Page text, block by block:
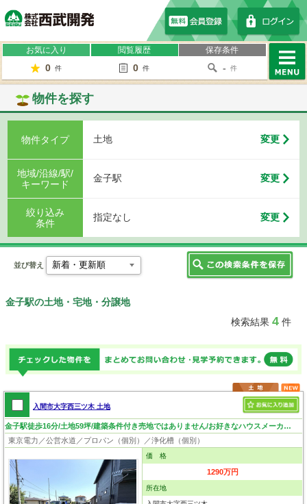
お気に入り
0 件
閲覧履歴
0 件
保存条件
- 件
物件を探す
物件タイプ 土地 変更
地域/沿線/駅/
キーワード
金子駅 変更
絞り込み
条件
指定なし 変更
並び替え
金子駅の土地・宅地・分譲地
検索結果 4件
入間市大字西三ツ木 土地
金子駅徒歩16分/土地59坪/建築条件付き売地ではありません/お好きなハウスメーカーで建築できます
東京電力／公営水道／プロパン（個別）／浄化槽（個別）
価 格
1290万円
所在地